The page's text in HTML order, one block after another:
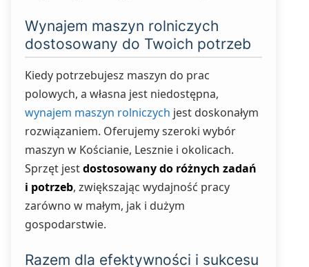
Wynajem maszyn rolniczych
dostosowany do Twoich potrzeb
Kiedy potrzebujesz maszyn do prac
polowych, a własna jest niedostępna,
wynajem maszyn rolniczych jest doskonałym
rozwiązaniem. Oferujemy szeroki wybór
maszyn w Kościanie, Lesznie i okolicach.
Sprzęt jestdostosowany do różnych zadań
i potrzeb, zwiększając wydajność pracy
zarówno w małym, jak i dużym
gospodarstwie.
Razem dla efektywności i sukcesu